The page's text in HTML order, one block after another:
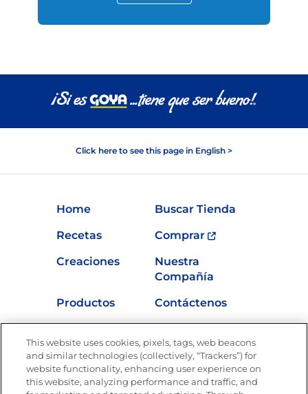
Click here to see this page in English >
Home
Buscar Tienda
Recetas
Comprar
Creaciones
Nuestra
Compañía
Productos
Contáctenos
Nutrición
This website uses cookies, pixels, tags, web beacons
and similar technologies (collectively, “Trackers”) for
website functionality, enhancing user experience on
this website, analyzing performance and traffic, and